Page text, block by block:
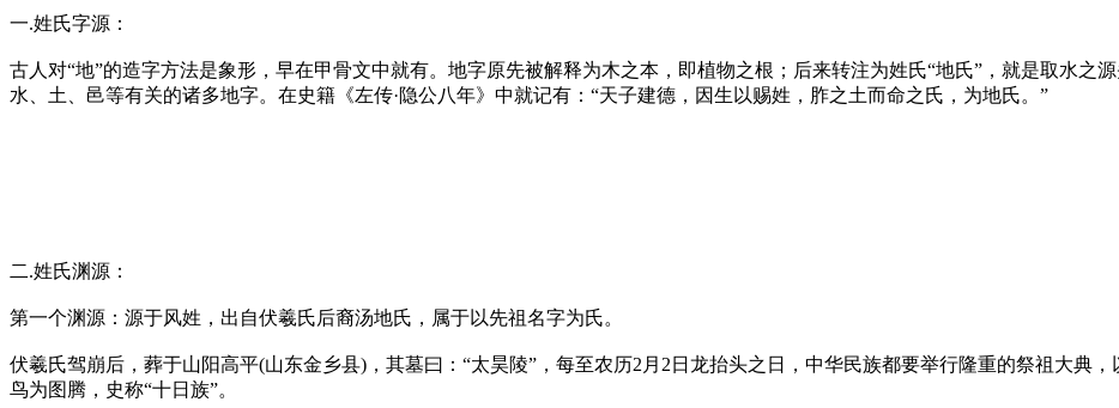
一.姓氏字源：
古人对“地”的造字方法是象形，早在甲骨文中就有。地字原先被解释为木之本，即植物之根；后来转注为姓氏“地氏”，就是取水之
水、土、邑等有关的诸多地字。在史籍《左传·隐公八年》中就记有：“天子建德，因生以赐姓，胙之土而命之氏，为地氏。”
二.姓氏渊源：
第一个渊源：源于风姓，出自伏羲氏后裔汤地氏，属于以先祖名字为氏。
伏羲氏驾崩后，葬于山阳高平(山东金乡县)，其墓曰：“太昊陵”，每至农历2月2日龙抬头之日，中华民族都要举行隆重的祭祖大典
鸟为图腾，史称“十日族”。